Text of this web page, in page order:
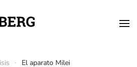
El aparato Milei